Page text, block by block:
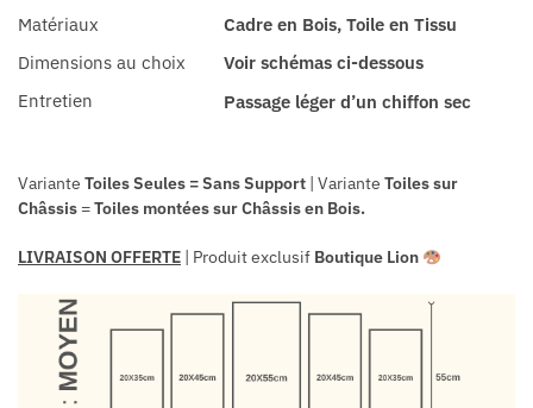
Matériaux
Cadre en Bois, Toile en Tissu
Dimensions au choix
Voir schémas ci-dessous
Entretien
Passage léger d’un chiffon sec
Variante Toiles Seules = Sans Support | Variante Toiles sur
Châssis =Toiles montées surChâssis en Bois.
LIVRAISON OFFERTE | Produit exclusif Boutique Lion